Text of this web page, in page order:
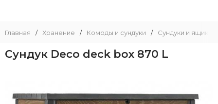
Главная / Хранение / Комоды и сундуки / Сундуки и ящики
Сундук Deco deck box 870 L